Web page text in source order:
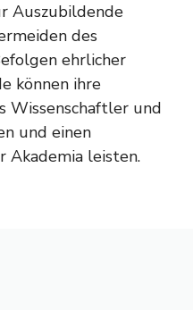
Auszubildende
des
ehrlicher
können ihre
Wissenschaftler und
und einen
Akademia leisten.